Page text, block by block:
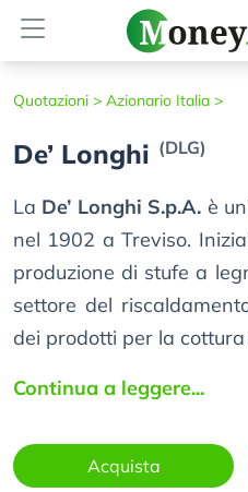
Quotazioni > Azionario Italia >
De’ Longhi (DLG)
La De’ Longhi S.p.A. è
nel 1902 a Treviso.
produzione di stufe a
settore del
dei prodotti per la cottura
Continua a leggere...
Acquista